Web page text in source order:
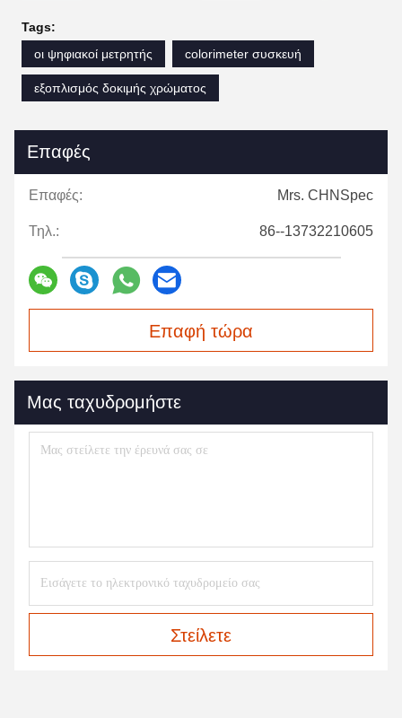
Tags:
οι ψηφιακοί μετρητής
colorimeter συσκευή
εξοπλισμός δοκιμής χρώματος
Επαφές
Επαφές: Mrs. CHNSpec
Τηλ.: 86--13732210605
Επαφή τώρα
Μας ταχυδρομήστε
Στείλετε